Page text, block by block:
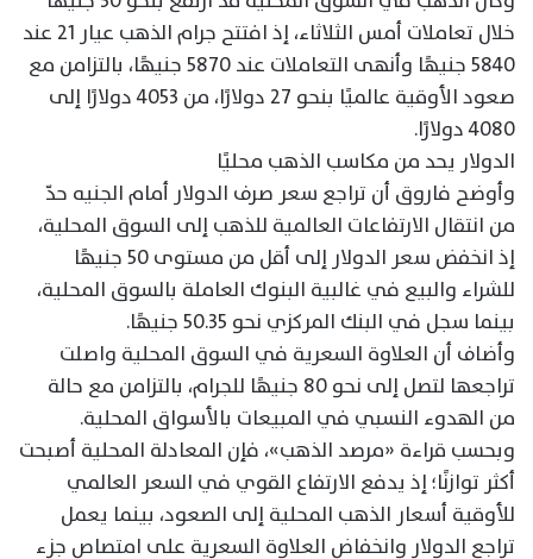
خلال تعاملات أمس الثلاثاء، إذ افتتح جرام الذهب عيار 21 عند
5840 جنيهًا وأنهى التعاملات عند 5870 جنيهًا، بالتزامن مع
صعود الأوقية عالميًا بنحو 27 دولارًا، من 4053 دولارًا إلى
4080 دولارًا.
الدولار يحد من مكاسب الذهب محليًا
وأوضح فاروق أن تراجع سعر صرف الدولار أمام الجنيه حدّ
من انتقال الارتفاعات العالمية للذهب إلى السوق المحلية،
إذ انخفض سعر الدولار إلى أقل من مستوى 50 جنيهًا
للشراء والبيع في غالبية البنوك العاملة بالسوق المحلية،
بينما سجل في البنك المركزي نحو 50.35 جنيهًا.
وأضاف أن العلاوة السعرية في السوق المحلية واصلت
تراجعها لتصل إلى نحو 80 جنيهًا للجرام، بالتزامن مع حالة
من الهدوء النسبي في المبيعات بالأسواق المحلية.
وبحسب قراءة «مرصد الذهب»، فإن المعادلة المحلية أصبحت
أكثر توازنًا؛ إذ يدفع الارتفاع القوي في السعر العالمي
للأوقية أسعار الذهب المحلية إلى الصعود، بينما يعمل
تراجع الدولار وانخفاض العلاوة السعرية على امتصاص جزء